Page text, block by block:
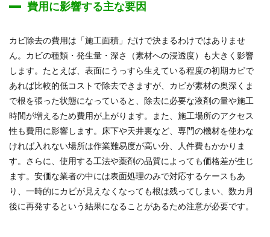
費用に影響する主な要因
カビ除去の費用は「施工面積」だけで決まるわけではありませ
ん。カビの種類・発生量・深さ（素材への浸透度）も大きく影響
します。たとえば、表面にうっすら生えている程度の初期カビで
あれば比較的低コストで除去できますが、カビが素材の奥深くま
で根を張った状態になっていると、除去に必要な液剤の量や施工
時間が増えるため費用が上がります。また、施工場所のアクセス
性も費用に影響します。床下や天井裏など、専門の機材を使わな
ければ入れない場所は作業難易度が高い分、人件費もかかりま
す。さらに、使用する工法や薬剤の品質によっても価格差が生じ
ます。安価な業者の中には表面処理のみで対応するケースもあ
り、一時的にカビが見えなくなっても根は残ってしまい、数カ月
後に再発するという結果になることがあるため注意が必要です。